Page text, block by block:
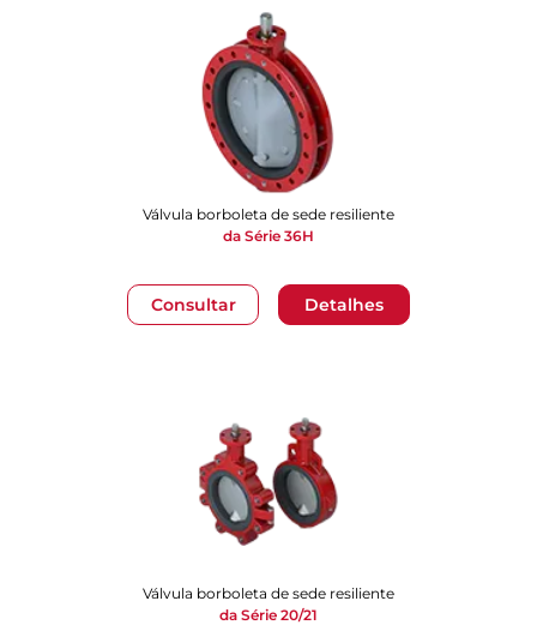
Consultar Detalhes
Válvula borboleta de sede resiliente
da Série 36H
Válvula borboleta de sede resiliente
da Série 20/21